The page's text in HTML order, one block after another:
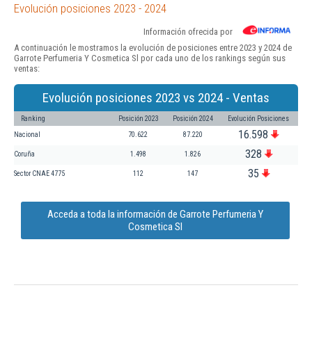
Evolución posiciones 2023 - 2024
Información ofrecida por
A continuación le mostramos la evolución de posiciones entre 2023 y 2024 de
Garrote Perfumeria Y Cosmetica Sl por cada uno de los rankings según sus
ventas:
Evolución posiciones 2023 vs 2024 - Ventas
Ranking Posición 2023 Posición 2024 Evolución Posiciones
Nacional 70.622 87.220 16.598
Coruña 1.498 1.826 328
Sector CNAE 4775 112 147 35
Acceda a toda la información de Garrote Perfumeria Y
Cosmetica Sl